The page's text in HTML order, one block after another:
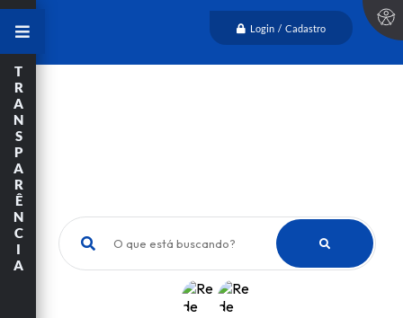
Login / Cadastro
O que está buscando?
T
R
A
N
S
P
A
R
Ê
N
C
I
A